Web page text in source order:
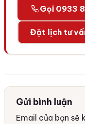
Gọi 0933
Đặt lịch tư
Gửi bình luận
Email của bạn sẽ